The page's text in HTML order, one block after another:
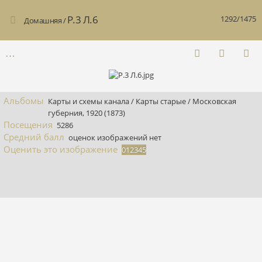
1292/1475
Домашняя/Р.3 Л.6
Альбомы Карты и схемы канала/ Карты старые/ Московская
губерния, 1920 (1873)
Посещения 5286
Средний балл оценок изображений нет
Оценить это изображение